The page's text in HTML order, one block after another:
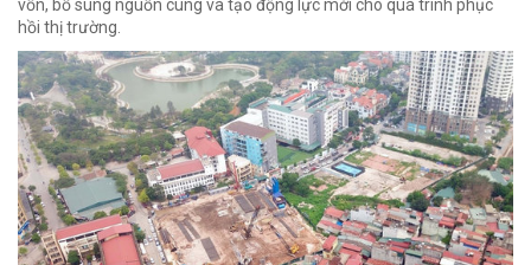
vốn, bổ sung nguồn cung và tạo động lực mới cho quá trình phục
hồi thị trường.